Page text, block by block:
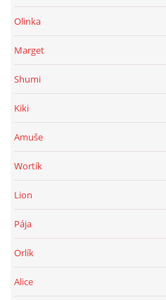
© 2026 eStránky.cz
Olinka
Marget
Shumi
Kiki
Amuše
Wortík
Lion
Pája
Orlík
Alice